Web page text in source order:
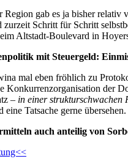
Region gab es ja bisher relativ
Schritt für Schritt
Altstadt-Boulevard in
mit Steuergeld:
mal eben fröhlich zu
Konkurrenzorganisation der
– in einer strukturschwachen
Tatsache gerne übersehen.
auch anteilig von